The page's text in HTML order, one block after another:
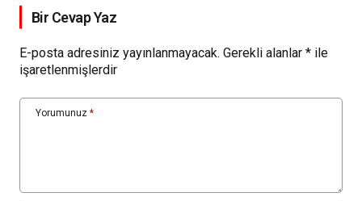
Bir Cevap Yaz
E-posta adresiniz yayınlanmayacak. Gerekli alanlar * ile
işaretlenmişlerdir
Yorumunuz *